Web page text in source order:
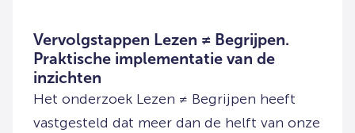
Vervolgstappen Lezen ≠ Begrijpen.
Praktische implementatie van de
inzichten
Het onderzoek Lezen ≠ Begrijpen heeft
vastgesteld dat meer dan de helft van onze